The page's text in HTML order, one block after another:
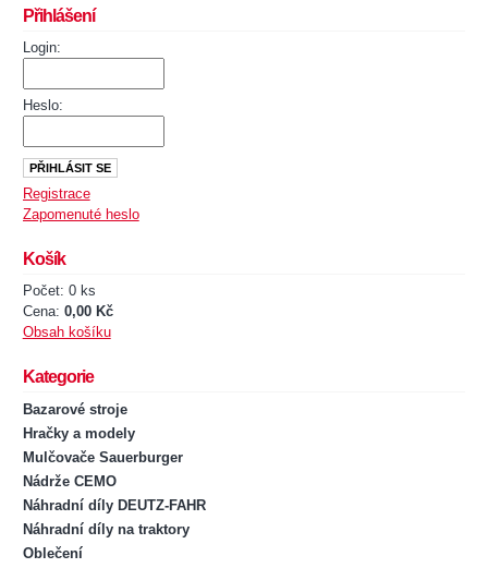
Přihlášení
Login:
Heslo:
Registrace
Zapomenuté heslo
Košík
Počet: 0 ks
Cena: 0,00 Kč
Obsah košíku
Kategorie
Bazarové stroje
Hračky a modely
Mulčovače Sauerburger
Nádrže CEMO
Náhradní díly DEUTZ-FAHR
Náhradní díly na traktory
Oblečení